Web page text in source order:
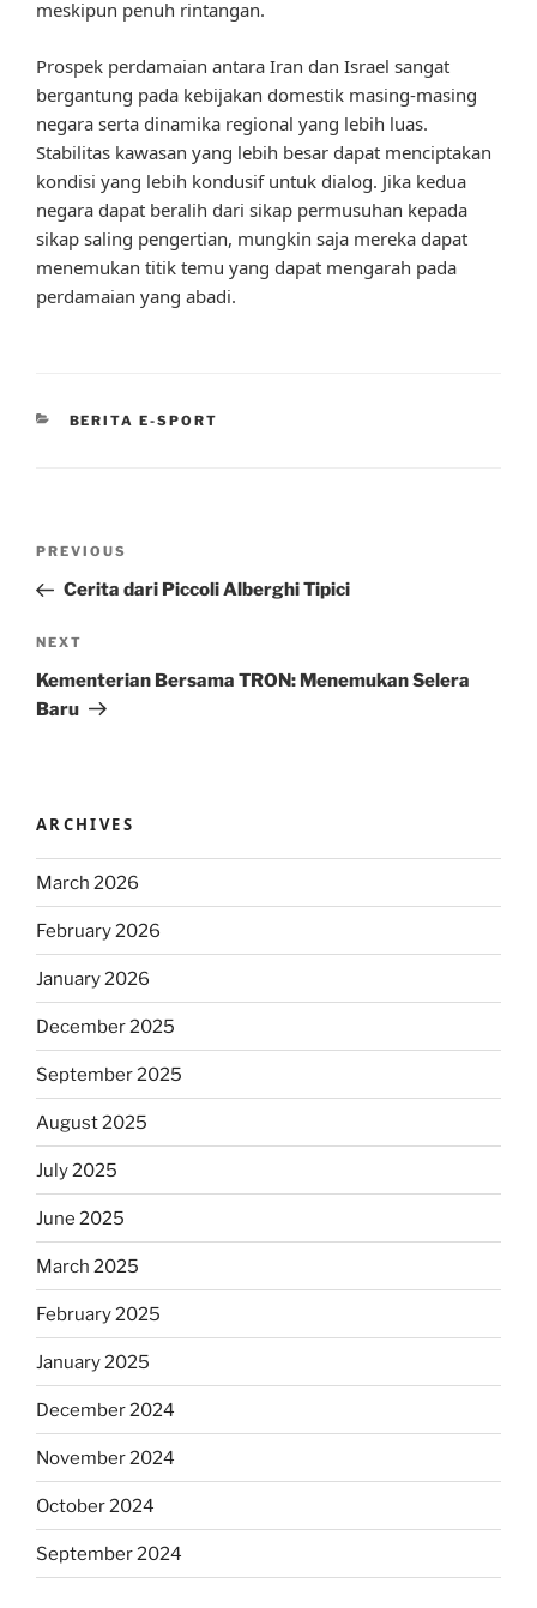
meskipun penuh rintangan.
Prospek perdamaian antara Iran dan Israel sangat
bergantung pada kebijakan domestik masing-masing
negara serta dinamika regional yang lebih luas.
Stabilitas kawasan yang lebih besar dapat menciptakan
kondisi yang lebih kondusif untuk dialog. Jika kedua
negara dapat beralih dari sikap permusuhan kepada
sikap saling pengertian, mungkin saja mereka dapat
menemukan titik temu yang dapat mengarah pada
perdamaian yang abadi.
CATEGORIES
BERITA E-SPORT
Previous
Post
PREVIOUS
Cerita dari Piccoli Alberghi Tipici
Next
Post
NEXT
Kementerian Bersama TRON: Menemukan Selera
Baru
ARCHIVES
March 2026
February 2026
January 2026
December 2025
September 2025
August 2025
July 2025
June 2025
March 2025
February 2025
January 2025
December 2024
November 2024
October 2024
September 2024